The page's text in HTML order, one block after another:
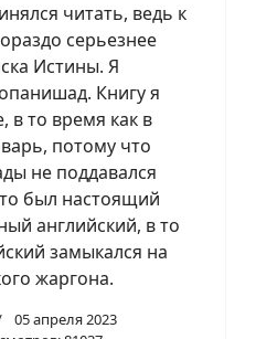
читать, ведь к
серьезнее
Истины. Я
Книгу я
в то время как в
потому что
не поддавался
был настоящий
английский, в то
замыкался на
жаргона.
05 апреля 2023